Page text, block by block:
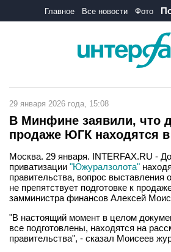
Главное Все новости Фото
29 января 2026 года, 15:08
В Минфине заявили, что
продаже ЮГК находятся в
Москва. 29 января. INTERFAX.RU -
приватизации "Южуралзолота"
правительства, вопрос
не препятствует подготовке к
замминистра финансов Алексей
"В настоящий момент в целом
все подготовлены, находятся на
правительства", - сказал Моисеев